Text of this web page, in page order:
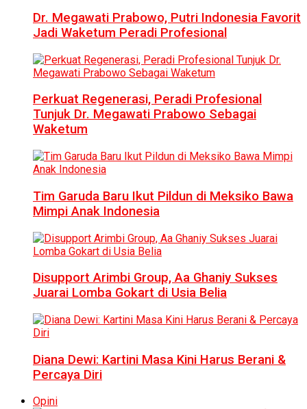
Dr. Megawati Prabowo, Putri Indonesia Favorit
Jadi Waketum Peradi Profesional
Perkuat Regenerasi, Peradi Profesional
Tunjuk Dr. Megawati Prabowo Sebagai
Waketum
Tim Garuda Baru Ikut Pildun di Meksiko Bawa
Mimpi Anak Indonesia
Disupport Arimbi Group, Aa Ghaniy Sukses
Juarai Lomba Gokart di Usia Belia
Diana Dewi: Kartini Masa Kini Harus Berani &
Percaya Diri
Opini